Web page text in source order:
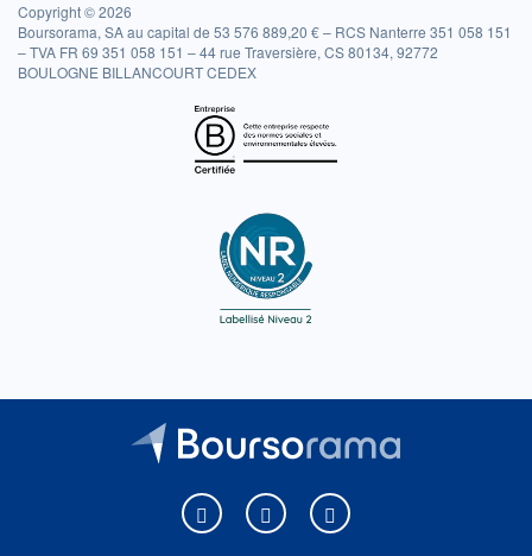
Copyright © 2026
Boursorama, SA au capital de 53 576 889,20 € – RCS Nanterre 351 058 151
– TVA FR 69 351 058 151 – 44 rue Traversière, CS 80134, 92772
BOULOGNE BILLANCOURT CEDEX
Boursorama sur Facebook
Boursorama sur XBoursorama sur